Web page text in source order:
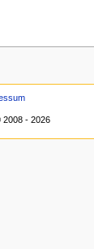
2008 - 2026